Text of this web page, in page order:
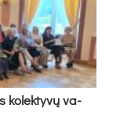
ko­lek­ty­vų va­